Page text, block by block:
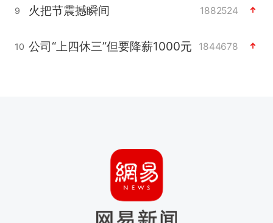
9 火把节震撼瞬间 1882524
10 公司“上四休三”但要降薪1000元 1844678